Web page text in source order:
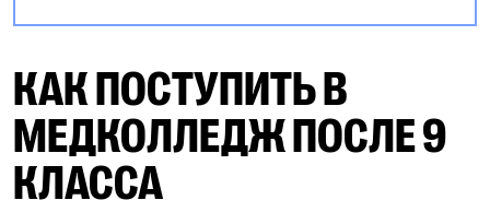
КАК ПОСТУПИТЬ В
МЕДКОЛЛЕДЖ ПОСЛЕ 9
КЛАССА